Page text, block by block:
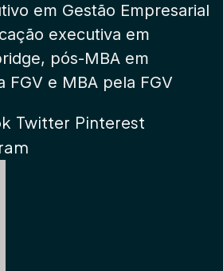
em Gestão Empresarial
executiva em
pós-MBA em
FGV e MBA pela FGV
Twitter Pinterest